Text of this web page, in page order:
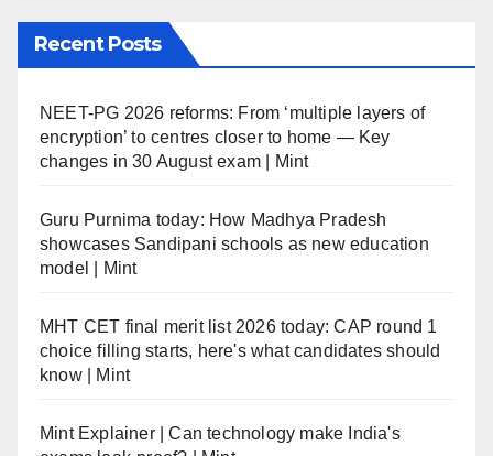
Recent Posts
NEET-PG 2026 reforms: From ‘multiple layers of
encryption’ to centres closer to home — Key
changes in 30 August exam | Mint
Guru Purnima today: How Madhya Pradesh
showcases Sandipani schools as new education
model | Mint
MHT CET final merit list 2026 today: CAP round 1
choice filling starts, here's what candidates should
know | Mint
Mint Explainer | Can technology make India's